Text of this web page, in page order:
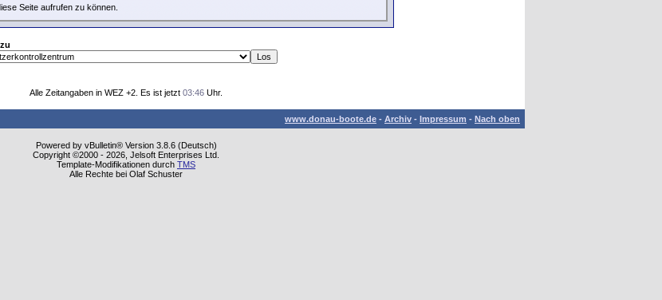
Seite aufrufen zu können.
Alle Zeitangaben in WEZ +2. Es ist jetzt 03:46 Uhr.
www.donau-boote.de - Archiv - Impressum - Nach oben
Powered by vBulletin® Version 3.8.6 (Deutsch)
Copyright ©2000 - 2026, Jelsoft Enterprises Ltd.
Template-Modifikationen durch TMS
Alle Rechte bei Olaf Schuster